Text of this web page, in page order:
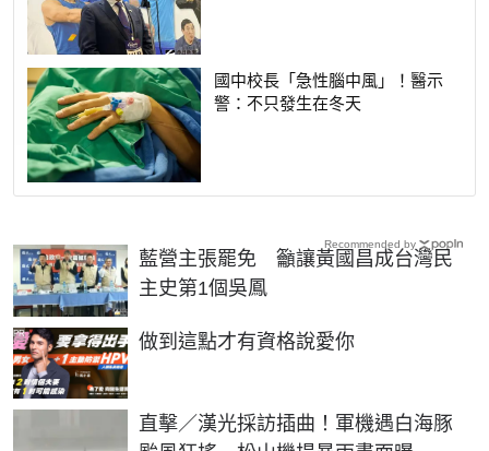
國中校長「急性腦中風」！醫示
警：不只發生在冬天
藍營主張罷免 籲讓黃國昌成台灣民
主史第1個吳鳳
做到這點才有資格說愛你
PR
直擊／漢光採訪插曲！軍機遇白海豚
Recommended by